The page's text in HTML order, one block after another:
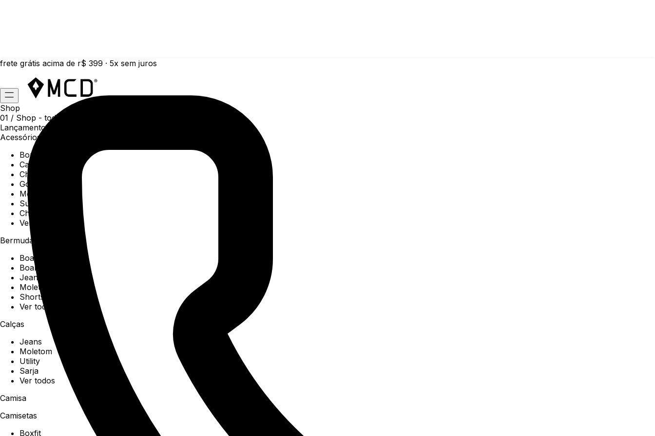
frete grátis acima de r$ 399 · 5x sem juros
Shop
01 / Shop - todas as categorias da coleção atual
Lançamentos da semana
Acessórios
Boné
Carteiras
Chaveiros
Gorros
Meias
Sunga
Chinelos
Ver todos
Bermudas
Boardshorts
Boardwalk
Jeans
Moletom
Shorts
Ver todos
Calças
Jeans
Moletom
Utility
Sarja
Ver todos
Camisa
Camisetas
Boxfit